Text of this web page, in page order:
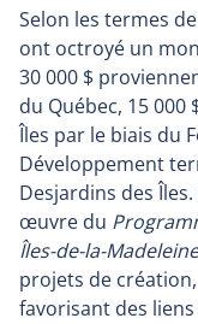
Selon les termes
ont octroyé un
30 000 $
du Québec, 15
Îles par le biais du
Développement
Desjardins des
œuvre du
Îles-de-la-
projets de
favorisant des